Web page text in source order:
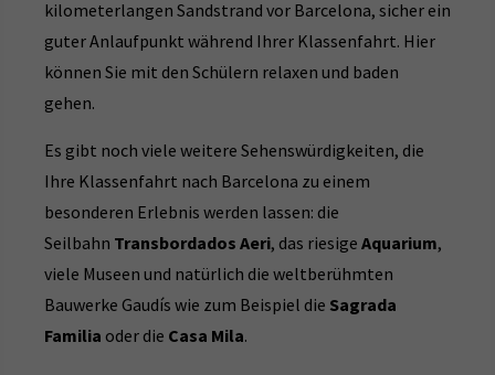
kilometerlangen Sandstrand vor Barcelona, sicher ein
guter Anlaufpunkt während Ihrer Klassenfahrt. Hier
können Sie mit den Schülern relaxen und baden
gehen.
Es gibt noch viele weitere Sehenswürdigkeiten, die
Ihre Klassenfahrt nach Barcelona zu einem
besonderen Erlebnis werden lassen: die
Seilbahn Transbordados Aeri, das riesige Aquarium,
viele Museen und natürlich die weltberühmten
Bauwerke Gaudís wie zum Beispiel die Sagrada
Familia oder die Casa Mila.